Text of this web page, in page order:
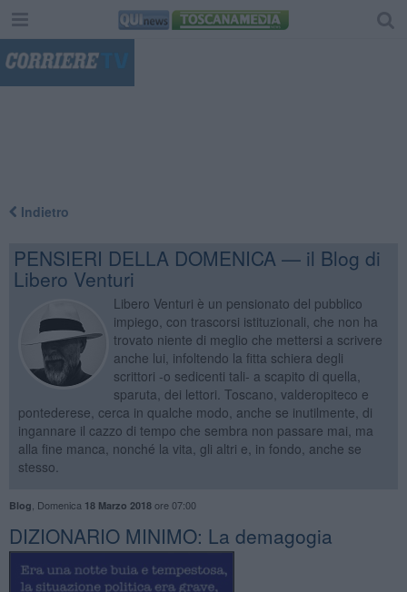
Indietro
PENSIERI DELLA DOMENICA — il Blog di
Libero Venturi
Libero Venturi è un pensionato del pubblico
impiego, con trascorsi istituzionali, che non ha
trovato niente di meglio che mettersi a scrivere
anche lui, infoltendo la fitta schiera degli
scrittori -o sedicenti tali- a scapito di quella,
sparuta, dei lettori. Toscano, valderopiteco e
pontederese, cerca in qualche modo, anche se inutilmente, di
ingannare il cazzo di tempo che sembra non passare mai, ma
alla fine manca, nonché la vita, gli altri e, in fondo, anche se
stesso.
Blog Domenica 18 Marzo 2018ore 07:00
DIZIONARIO MINIMO: La demagogia